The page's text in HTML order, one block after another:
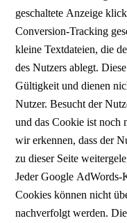
geschaltete Anzeige
Conversion-Tracking
kleine Textdateien, die
des Nutzers ablegt.
Gültigkeit und dienen
Nutzer. Besucht der
und das Cookie ist noch
wir erkennen, dass der
zu dieser Seite
Jeder Google
Cookies können nicht
nachverfolgt werden.